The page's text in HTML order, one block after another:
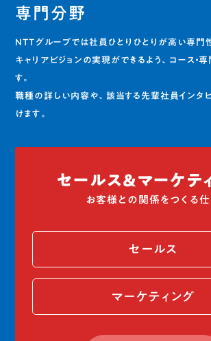
専門分野
NTTグループでは社員ひとりひとりが高い専門
キャリアビジョンの実現ができるよう、コース・
す。
職種の詳しい内容や、該当する先輩社員インタ
けます。
セールス＆マーケテ
お客様との関係をつくる
セールス
マーケティング